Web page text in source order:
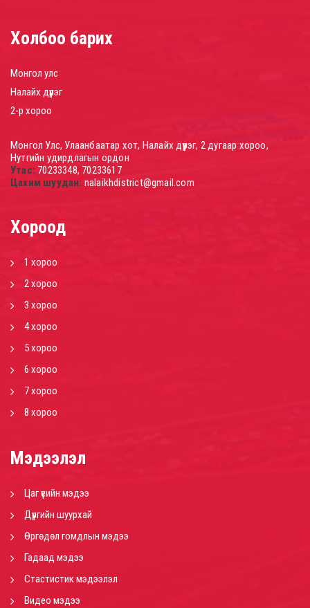
Холбоо барих
Монгол улс
Налайх дүүрэг
2-р хороо
Монгол Улс, Улаанбаатар хот, Налайх дүүрэг, 2 дугаар хороо,
Нутгийн удирдлагын ордон
Утас: 70233348, 70233617
Цахим шуудан: nalaikhdistrict@gmail.com
Хороод
1 хороо
2 хороо
3 хороо
4 хороо
5 хороо
6 хороо
7 хороо
8 хороо
Мэдээлэл
Цаг үеийн мэдээ
Дүүргийн шуурхай
Өргөдөл гомдлын мэдээ
Гадаад мэдээ
Стастистик мэдээлэл
Видео мэдээ